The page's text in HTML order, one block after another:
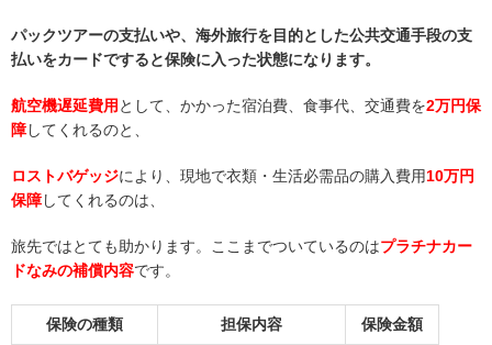
パックツアーの支払いや、海外旅行を目的とした公共交通手段の支
払いをカードですると保険に入った状態になります。
航空機遅延費用 として、かかった宿泊費、食事代、交通費を2万円保
障してくれるのと、
ロストバゲッジにより、現地で衣類・生活必需品の購入費用10万円
保障してくれるのは、
旅先ではとても助かります。ここまでついているのはプラチナカー
ドなみの補償内容です。
保険の種類 担保内容 保険金額